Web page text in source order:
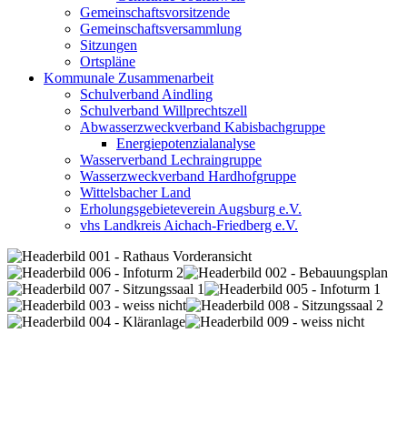
Gemeinschaftsvorsitzende
Gemeinschaftsversammlung
Sitzungen
Ortspläne
Kommunale Zusammenarbeit
Schulverband Aindling
Schulverband Willprechtszell
Abwasserzweckverband Kabisbachgruppe
Energiepotenzialanalyse
Wasserverband Lechraingruppe
Wasserzweckverband Hardhofgruppe
Wittelsbacher Land
Erholungsgebieteverein Augsburg e.V.
vhs Landkreis Aichach-Friedberg e.V.